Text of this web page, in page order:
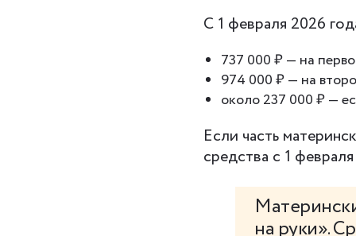
С 1 февраля 2026
737 000 ₽ — на
974 000 ₽ — на
около 237 000 ₽ —
Если часть
средства с 1
на руки».